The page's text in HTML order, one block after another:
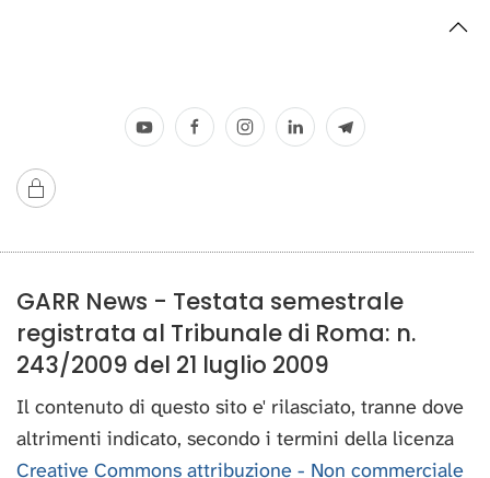
GARR News - Testata semestrale
registrata al Tribunale di Roma: n.
243/2009 del 21 luglio 2009
Il contenuto di questo sito e' rilasciato, tranne dove
altrimenti indicato, secondo i termini della licenza
Creative Commons attribuzione - Non commerciale